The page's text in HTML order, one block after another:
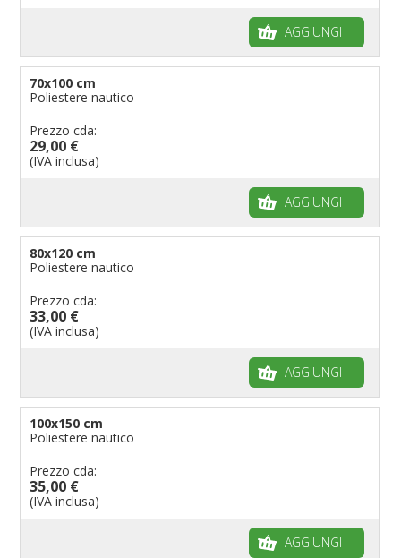
AGGIUNGI
70x100 cm
Poliestere nautico
Prezzo cda:
29,00 €
(IVA inclusa)
AGGIUNGI
80x120 cm
Poliestere nautico
Prezzo cda:
33,00 €
(IVA inclusa)
AGGIUNGI
100x150 cm
Poliestere nautico
Prezzo cda:
35,00 €
(IVA inclusa)
AGGIUNGI